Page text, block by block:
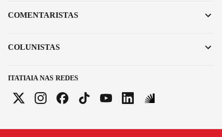
ITATIAIA NAS REDES
COMENTARISTAS
COLUNISTAS